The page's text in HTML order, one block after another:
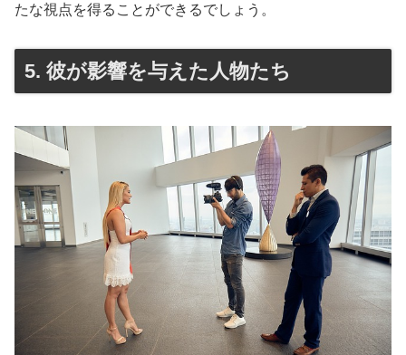
たな視点を得ることができるでしょう。
5. 彼が影響を与えた人物たち